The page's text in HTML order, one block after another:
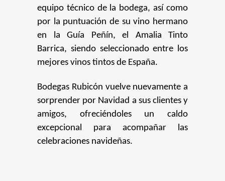
equipo técnico de la bodega, así como
por la puntuación de su vino hermano
en la Guía Peñín, el Amalia Tinto
Barrica, siendo seleccionado entre los
mejores vinos tintos de España.
Bodegas Rubicón vuelve nuevamente a
sorprender por Navidad a sus clientes y
amigos, ofreciéndoles un caldo
excepcional para acompañar las
celebraciones navideñas.